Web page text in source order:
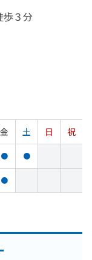
歩３分
金 土 日
祝
● ●
●